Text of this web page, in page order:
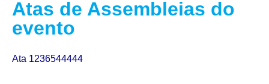
Atas de Assembleias do
evento
Ata 1236544444